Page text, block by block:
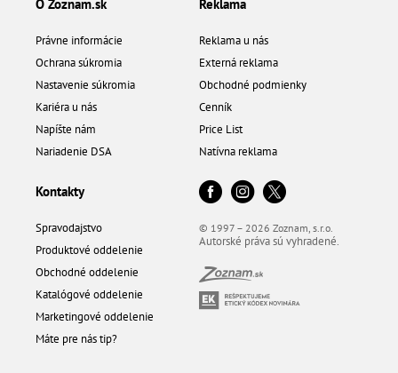
O Zoznam.sk
Právne informácie
Ochrana súkromia
Nastavenie súkromia
Kariéra u nás
Napíšte nám
Nariadenie DSA
Reklama
Reklama u nás
Externá reklama
Obchodné podmienky
Cenník
Price List
Natívna reklama
Kontakty
Spravodajstvo
Produktové oddelenie
Obchodné oddelenie
Katalógové oddelenie
Marketingové oddelenie
Máte pre nás tip?
© 1997 – 2026 Zoznam, s.r.o.
Autorské práva sú vyhradené.